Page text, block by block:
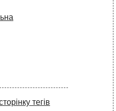
тегів